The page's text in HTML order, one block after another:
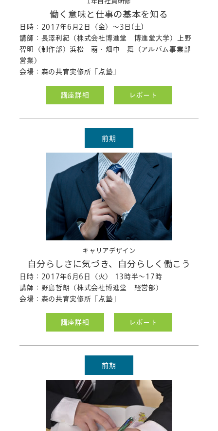
働く意味と仕事の基本を知る
日時：2017年6月2日（金）～3日(土)
講師：長澤利紀（株式会社博進堂 博進堂大学）上野
智明（制作部）浜松 萌・畑中 舞（アルバム事業部
営業）
会場：森の共育実修所「点塾」
講座詳細 レポート
前期
キャリアデザイン
自分らしさに気づき、自分らしく働こう
日時：2017年6月6日（火） 13時半～17時
講師：野島哲朗（株式会社博進堂 経営部）
会場：森の共育実修所「点塾」
講座詳細 レポート
前期